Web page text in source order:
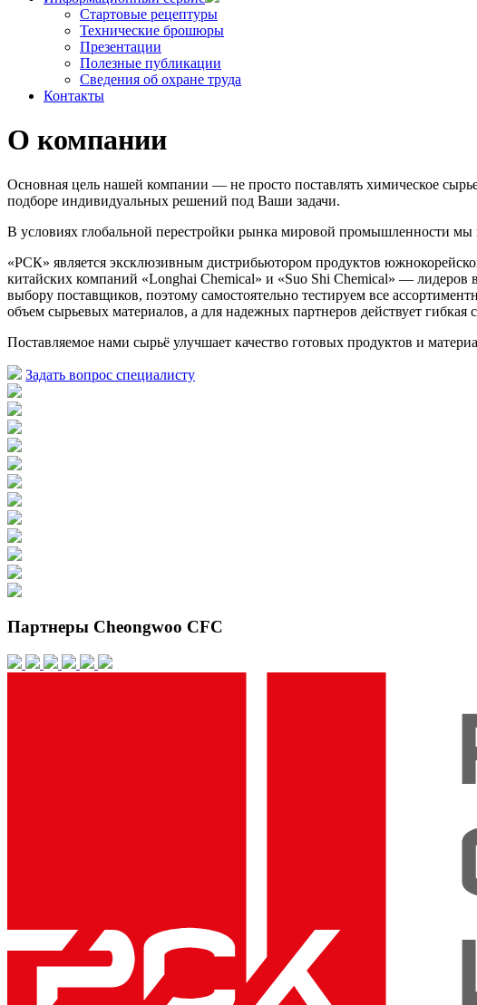
Стартовые рецептуры
Технические брошюры
Презентации
Полезные публикации
Сведения об охране труда
Контакты
О компании
Основная цель нашей компании — не просто поставлять химическое
подборе индивидуальных решений под Ваши задачи.
В условиях глобальной перестройки рынка мировой промышленности мы
«РСК» является эксклюзивным дистрибьютором продуктов
китайских компаний «Longhai Chemical» и «Suo Shi Chemical» — лидеров
выбору поставщиков, поэтому самостоятельно тестируем все
объем сырьевых материалов, а для надежных партнеров действует гибкая
Поставляемое нами сырьё улучшает качество готовых продуктов и
Задать вопрос специалисту
Партнеры Cheongwoo CFC